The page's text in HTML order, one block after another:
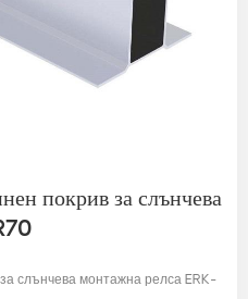
покрив за слънчева
слънчева монтажна релса ERK-